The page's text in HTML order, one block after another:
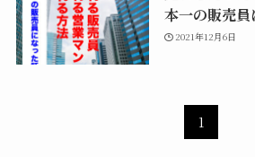
本一の販売員
2021年12月6日
1